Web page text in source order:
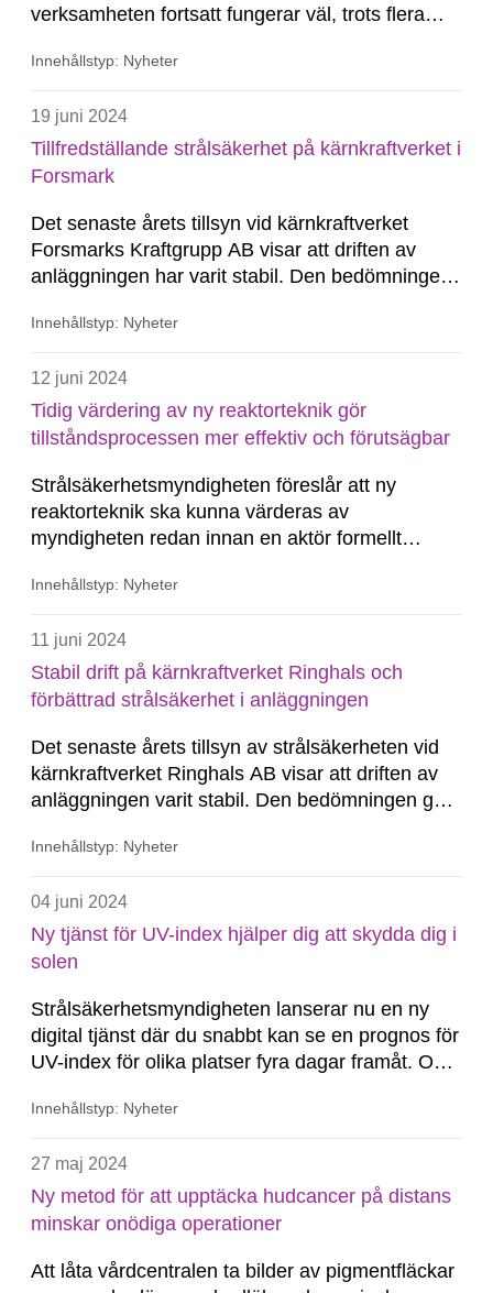
verksamheten fortsatt fungerar väl, trots flera
kärnkraftverket är därmed tillfredsställande,
samlade värderingen för 2024.
Innehållstyp: Nyheter
19 juni 2024
Tillfredställande strålsäkerhet på kärnkraftverket i
Forsmark
Det senaste årets tillsyn vid kärnkraftverket
Forsmarks Kraftgrupp AB visar att driften av
anläggningen har varit stabil. Den bedömningen
värderingen för 2024.
Innehållstyp: Nyheter
12 juni 2024
Tidig värdering av ny reaktorteknik gör
tillståndsprocessen mer effektiv och förutsägbar
Strålsäkerhetsmyndigheten föreslår att ny
reaktorteknik ska kunna värderas av
myndigheten redan innan en aktör formellt
myndigheten att sätta sig in i hur en specifik
behandla en tillståndsansökan.
Innehållstyp: Nyheter
11 juni 2024
Stabil drift på kärnkraftverket Ringhals och
förbättrad strålsäkerhet i anläggningen
Det senaste årets tillsyn av strålsäkerheten vid
kärnkraftverket Ringhals AB visar att driften av
anläggningen varit stabil. Den bedömningen gör
värderingen för 2024.
Innehållstyp: Nyheter
04 juni 2024
Ny tjänst för UV-index hjälper dig att skydda dig i
solen
Strålsäkerhetsmyndigheten lanserar nu en ny
digital tjänst där du snabbt kan se en prognos för
UV-index för olika platser fyra dagar framåt. Om
skydda sig.
Innehållstyp: Nyheter
27 maj 2024
Ny metod för att upptäcka hudcancer på distans
minskar onödiga operationer
Att låta vårdcentralen ta bilder av pigmentfläckar